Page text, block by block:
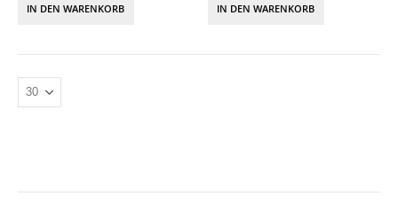
IN DEN WARENKORB IN DEN WARENKORB